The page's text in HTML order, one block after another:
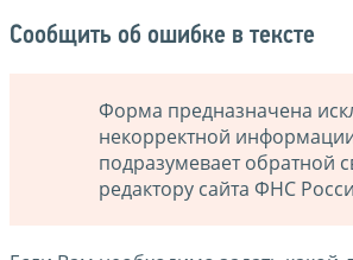
Сообщить об ошибке в тексте
Форма предназначена
некорректной
подразумевает обратной
редактору сайта ФНС